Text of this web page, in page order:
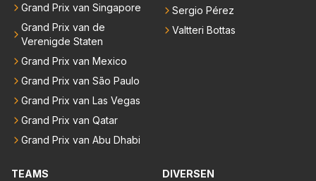
Grand Prix van Singapore
Grand Prix van de
Verenigde Staten
Grand Prix van Mexico
Grand Prix van São Paulo
Grand Prix van Las Vegas
Grand Prix van Qatar
Grand Prix van Abu Dhabi
Sergio Pérez
Valtteri Bottas
TEAMS
DIVERSEN